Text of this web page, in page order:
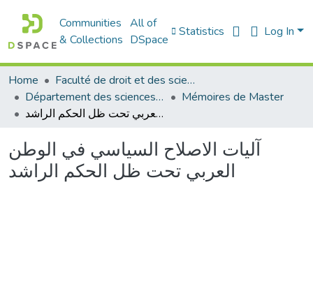
Communities
& Collections
All of
DSpace
Statistics Log In
Home
Faculté de droit et des sciences politiques
Département des sciences politiques
Mémoires de Master
آليات الاصلاح السياسي في الوطن العربي تحت ظل الحكم الراشد
آليات الاصلاح السياسي في الوطن
العربي تحت ظل الحكم الراشد